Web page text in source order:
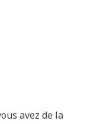
avez de la